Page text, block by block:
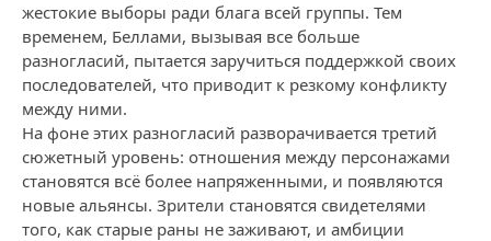
жестокие выборы ради блага всей группы. Тем
временем, Беллами, вызывая все больше
разногласий, пытается заручиться поддержкой своих
последователей, что приводит к резкому конфликту
между ними.
На фоне этих разногласий разворачивается третий
сюжетный уровень: отношения между персонажами
становятся всё более напряженными, и появляются
новые альянсы. Зрители становятся свидетелями
того, как старые раны не заживают, и амбиции